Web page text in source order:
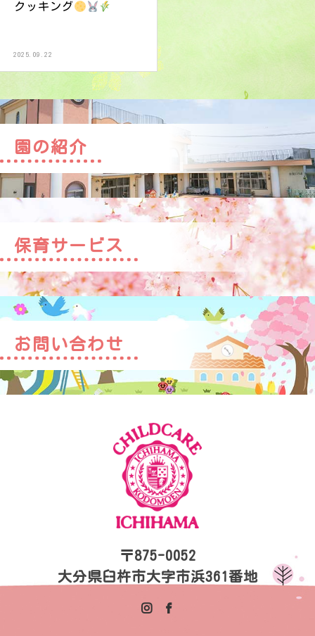
クッキング
2025.09.22
園の紹介
保育サービス
お問い合わせ
〒875-0052
大分県臼杵市大字市浜361番地